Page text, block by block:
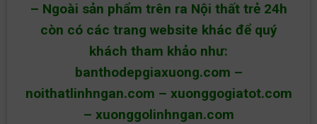
– Ngoài sản phẩm trên ra Nội thất trẻ 24h
còn có các trang website khác để quý
khách tham khảo như:
banthodepgiaxuong.com –
noithatlinhngan.com – xuonggogiatot.com
– xuonggolinhngan.com